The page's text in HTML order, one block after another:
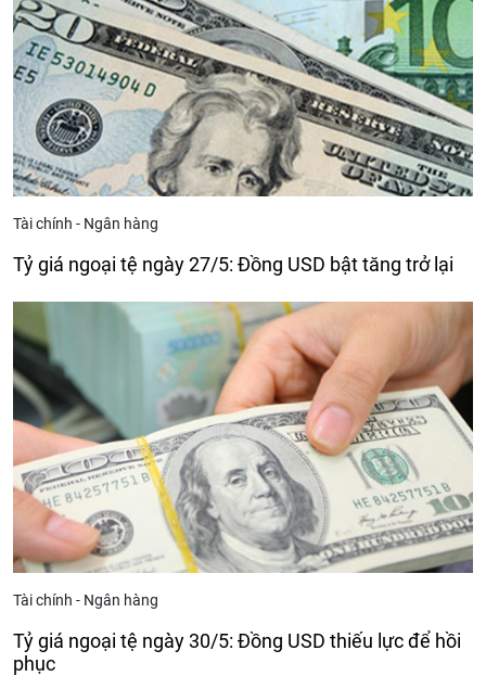
Tài chính - Ngân hàng
Tỷ giá ngoại tệ ngày 27/5: Đồng USD bật tăng trở lại
Tài chính - Ngân hàng
Tỷ giá ngoại tệ ngày 30/5: Đồng USD thiếu lực để hồi
phục